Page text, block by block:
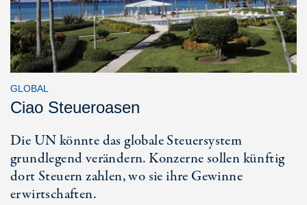
GLOBAL
Ciao Steueroasen
Die UN könnte das globale Steuersystem
grundlegend verändern. Konzerne sollen künftig
dort Steuern zahlen, wo sie ihre Gewinne
erwirtschaften.